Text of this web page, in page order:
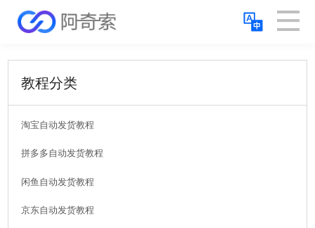
教程分类
淘宝自动发货教程
拼多多自动发货教程
闲鱼自动发货教程
京东自动发货教程